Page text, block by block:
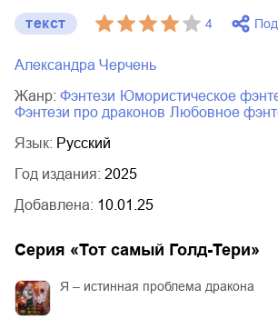
текст 4
Александра Черчень
Жанр:
фэнтези
юмористическое
фэнтези про драконов
любовное
Язык: Русский
Год издания: 2025
Добавлена: 10.01.25
Серия «Тот самый Голд-Тери»
Я – истинная проблема дракона